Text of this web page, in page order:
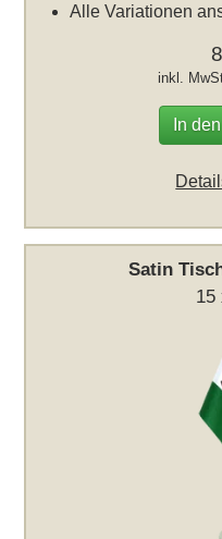
Alle Variationen
inkl.
In
Satin
15